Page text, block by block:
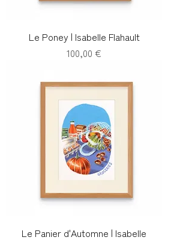
Le Poney | Isabelle Flahault
Prix
100,00 €
Le Panier d'Automne | Isabelle